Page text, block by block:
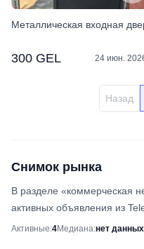
Металлическая входная
300 GEL 24 июн.
Назад
Снимок рынка
В разделе «коммерческая
активных объявления из
Снимок рынка
Активные:4Медиана:нет данных